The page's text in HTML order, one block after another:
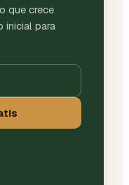
que crece
inicial para